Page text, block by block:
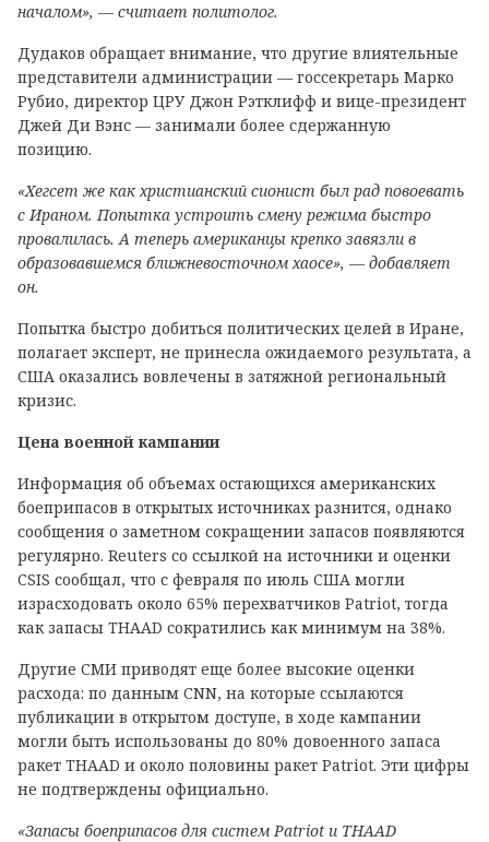
началом», — считает политолог.
Дудаков обращает внимание, что другие влиятельные
представители администрации — госсекретарь Марко
Рубио, директор ЦРУ Джон Рэтклифф и вице-президент
Джей Ди Вэнс — занимали более сдержанную
позицию.
«Хегсет же как христианский сионист был рад повоевать
с Ираном. Попытка устроить смену режима быстро
провалилась. А теперь американцы крепко завязли в
образовавшемся ближневосточном хаосе», — добавляет
он.
Попытка быстро добиться политических целей в Иране,
полагает эксперт, не принесла ожидаемого результата, а
США оказались вовлечены в затяжной региональный
кризис.
Цена военной кампании
Информация об объемах остающихся американских
боеприпасов в открытых источниках разнится, однако
сообщения о заметном сокращении запасов появляются
регулярно. Reuters со ссылкой на источники и оценки
CSIS сообщал, что с февраля по июль США могли
израсходовать около 65% перехватчиков Patriot, тогда
как запасы THAAD сократились как минимум на 38%.
Другие СМИ приводят еще более высокие оценки
расхода: по данным CNN, на которые ссылаются
публикации в открытом доступе, в ходе кампании
могли быть использованы до 80% довоенного запаса
ракет THAAD и около половины ракет Patriot. Эти цифры
не подтверждены официально.
«Запасы боеприпасов для систем Patriot и THAAD